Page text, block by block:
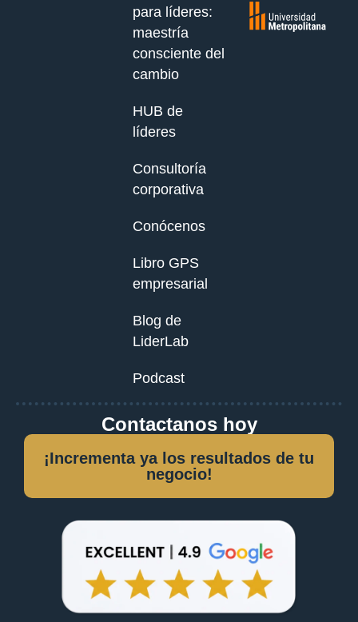
para líderes:
maestría
consciente del
cambio
HUB de
líderes
Consultoría
corporativa
Conócenos
Libro GPS
empresarial
Blog de
LiderLab
Podcast
Contactanos hoy
¡Incrementa ya los resultados de tu
negocio!